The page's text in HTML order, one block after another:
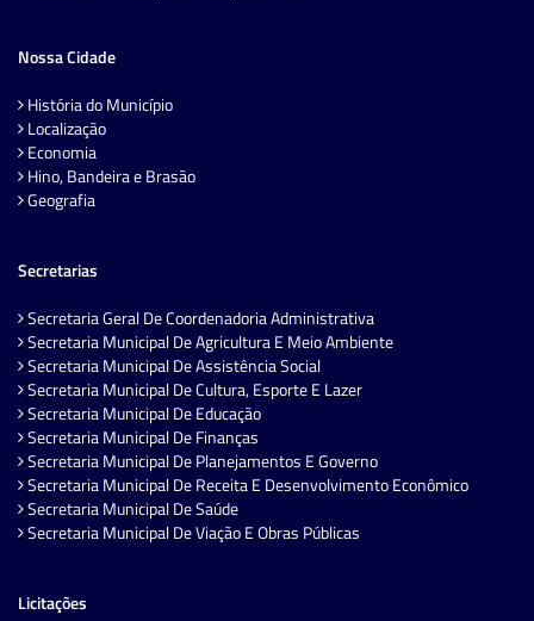
Nossa Cidade
História do Município
Localização
Economia
Hino, Bandeira e Brasão
Geografia
Secretarias
Secretaria Geral De Coordenadoria Administrativa
Secretaria Municipal De Agricultura E Meio Ambiente
Secretaria Municipal De Assistência Social
Secretaria Municipal De Cultura, Esporte E Lazer
Secretaria Municipal De Educação
Secretaria Municipal De Finanças
Secretaria Municipal De Planejamentos E Governo
Secretaria Municipal De Receita E Desenvolvimento Econômico
Secretaria Municipal De Saúde
Secretaria Municipal De Viação E Obras Públicas
Licitações